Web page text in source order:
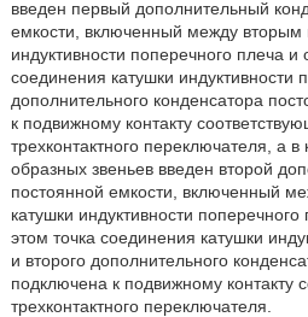
введен первый дополнительный
емкости, включенный между вторым
индуктивности поперечного плеча
соединения катушки индуктивности
дополнительного конденсатора
к подвижному контакту
трехконтактного переключателя, а
образных звеньев введен второй
постоянной емкости, включенный
катушки индуктивности
этом точка соединения катушки
и второго дополнительного
подключена к подвижному контакту
трехконтактного переключателя.